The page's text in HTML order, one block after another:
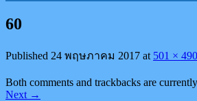
60
Published 24 พฤษภาคม 2017 at 501 × 490
Both comments and trackbacks are
Next →